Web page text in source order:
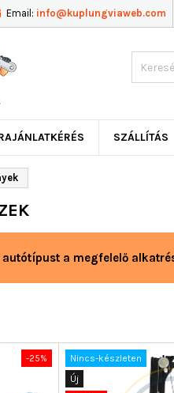
Email: info@kuplungviaweb.com
SZÁLLÍTÁS
autótípust a megfelelő
-25%
Nincs-készleten
Új